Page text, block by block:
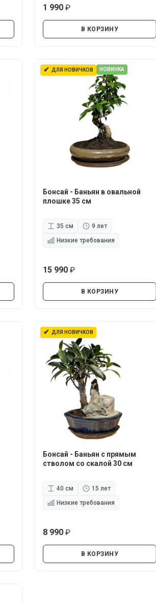
1 990
В КОРЗИНУ
✔ ДЛЯ НОВИЧКОВ НОВИНКА
Бонсай - Баньян в овальной
плошке 35 см
35 см
9 лет
Низкие требования
15 990
В КОРЗИНУ
✔ ДЛЯ НОВИЧКОВ
Бонсай - Баньян с прямым
стволом со скалой 30 см
40 см
15 лет
Низкие требования
8 990
В КОРЗИНУ